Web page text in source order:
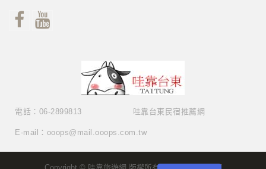
哇靠台東民宿推薦網
電話：06-2899813
E-mail：ooops@mail.ooops.com.tw